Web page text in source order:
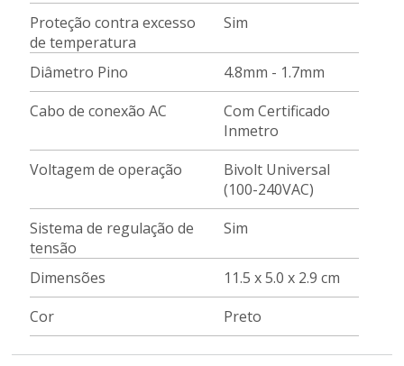
Proteção contra excesso
de temperatura
Sim
Diâmetro Pino
4.8mm - 1.7mm
Cabo de conexão AC
Com Certificado
Inmetro
Voltagem de operação
Bivolt Universal
(100-240VAC)
Sistema de regulação de
tensão
Sim
Dimensões
11.5 x 5.0 x 2.9 cm
Cor
Preto